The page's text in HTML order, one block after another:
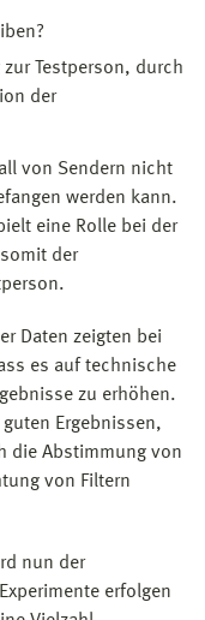
Testperson, durch
der
von Sendern nicht
werden kann.
eine Rolle bei der
der
Daten zeigten bei
es auf technische
zu erhöhen.
Ergebnissen,
die Abstimmung von
von Filtern
nun der
erfolgen